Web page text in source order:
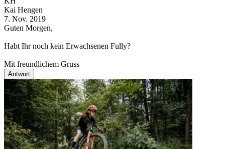
Kai Hengen
7. Nov. 2019
Guten Morgen,
Habt Ihr noch kein Erwachsenen Fully?
Mit freundlichem Gruss
Antwort